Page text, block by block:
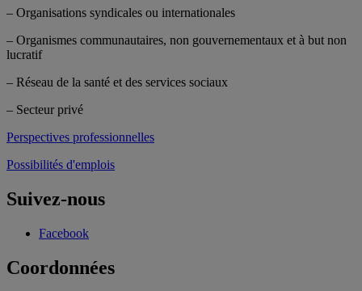
– Organisations syndicales ou internationales
– Organismes communautaires, non gouvernementaux et à but non
lucratif
– Réseau de la santé et des services sociaux
– Secteur privé
Perspectives professionnelles
Possibilités d'emplois
Suivez-nous
Facebook
Coordonnées